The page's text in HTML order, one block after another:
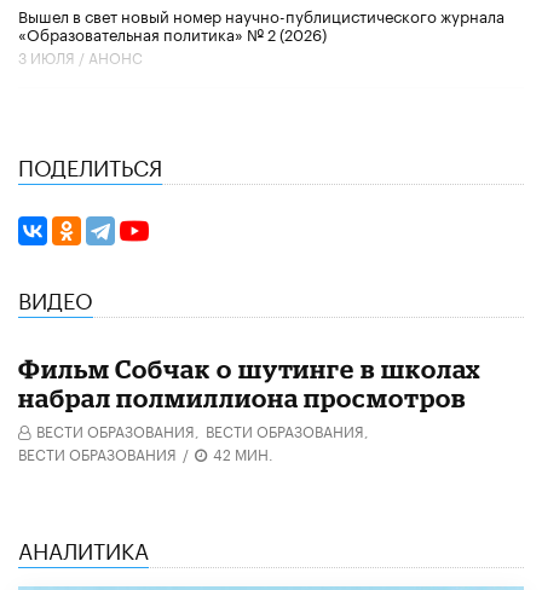
Вышел в свет новый номер научно-публицистического журнала
«Образовательная политика» № 2 (2026)
3 ИЮЛЯ / АНОНС
ПОДЕЛИТЬСЯ
ВИДЕО
Фильм Собчак о шутинге в школах
набрал полмиллиона просмотров
ВЕСТИ ОБРАЗОВАНИЯ, ВЕСТИ ОБРАЗОВАНИЯ,
ВЕСТИ ОБРАЗОВАНИЯ / 42 МИН.
АНАЛИТИКА